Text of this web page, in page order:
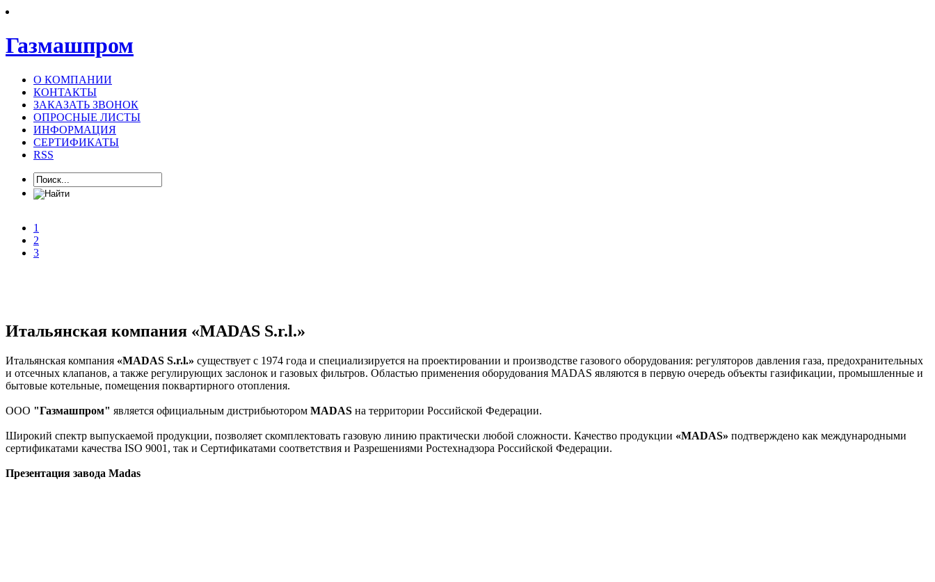
Газмашпром
О КОМПАНИИ
КОНТАКТЫ
ЗАКАЗАТЬ ЗВОНОК
ОПРОСНЫЕ ЛИСТЫ
ИНФОРМАЦИЯ
СЕРТИФИКАТЫ
RSS
1
2
3
Итальянская компания «MADAS S.r.l.»
Итальянская компания «MADAS S.r.l.» существует с 1974 года и специализируется на проектировании и производстве газового оборудования: регуляторов давления газа, предохранительных
и отсечных клапанов, а также регулирующих заслонок и газовых фильтров. Областью применения оборудования MADAS являются в первую очередь объекты газификации, промышленные и
бытовые котельные, помещения поквартирного отопления.
ООО "Газмашпром" является официальным дистрибьютором MADAS на территории Российской Федерации.
Широкий спектр выпускаемой продукции, позволяет cкомплектовать газовую линию практически любой сложности. Качество продукции «MADAS» подтверждено как международными
сертификатами качества ISO 9001, так и Сертификатами соответствия и Разрешениями Ростехнадзора Российской Федерации.
Презентация завода Madas